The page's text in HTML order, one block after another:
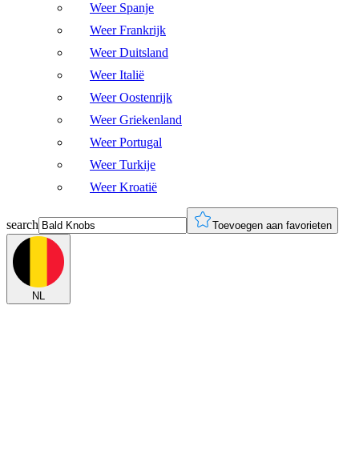
Weer Spanje
Weer Frankrijk
Weer Duitsland
Weer Italië
Weer Oostenrijk
Weer Griekenland
Weer Portugal
Weer Turkije
Weer Kroatië
search Toevoegen aan favorieten
NL